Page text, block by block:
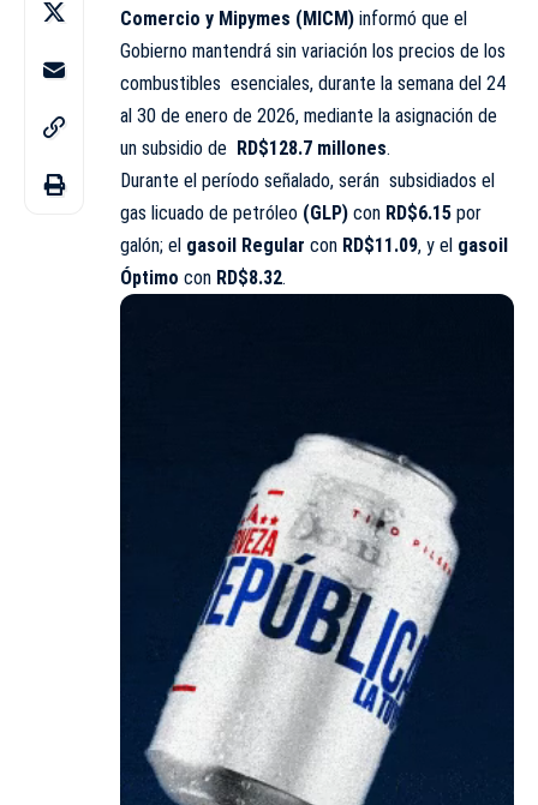
Comercio y Mipymes (MICM) informó que el
Gobierno mantendrá sin variación los precios de los
combustibles esenciales, durante la semana del 24
al 30 de enero de 2026, mediante la asignación de
un subsidio de RD$128.7 millones.
Durante el período señalado, serán subsidiados el
gas licuado de petróleo (GLP) con RD$6.15 por
galón; el gasoil Regular con RD$11.09, y el gasoil
Óptimo con RD$8.32.